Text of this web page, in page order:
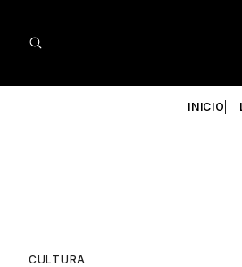
INICIO
CULTURA